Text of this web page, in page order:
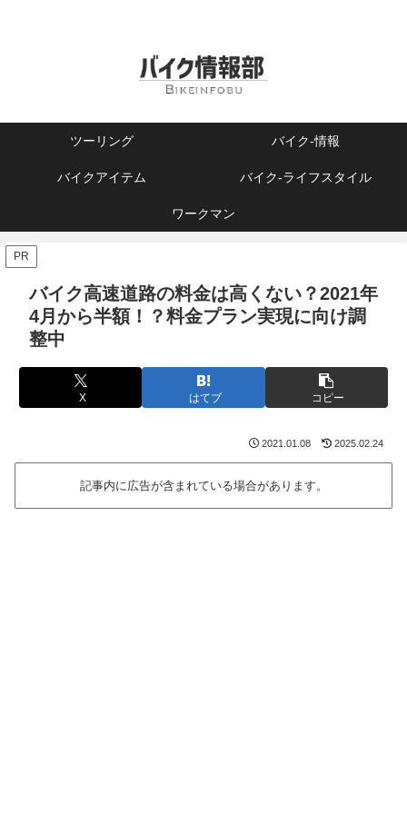
ツーリング バイク-情報
バイクアイテム バイク-ライフスタイル
ワークマン
PR
バイク高速道路の料金は高くない？2021年
4月から半額！？料金プラン実現に向け調
整中
X はてブ コピー
2021.01.08 2025.02.24
記事内に広告が含まれている場合があります。